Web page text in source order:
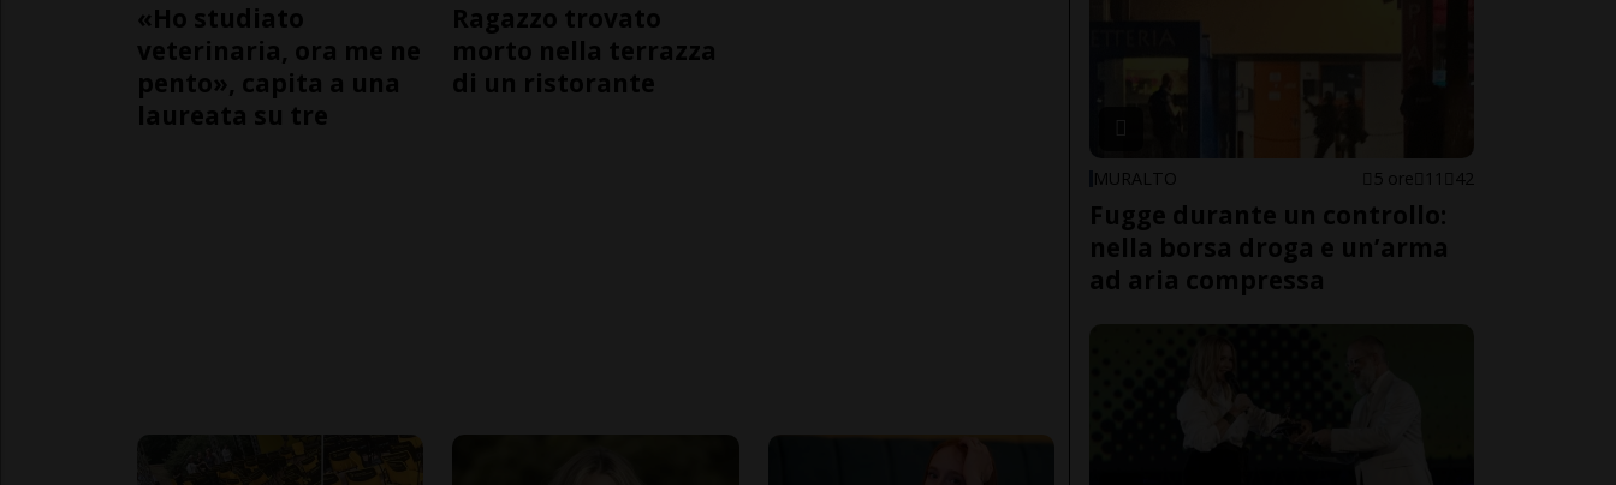
«Ho studiato
veterinaria, ora me ne
pento», capita a una
laureata su tre
Ragazzo trovato
morto nella terrazza
di un ristorante
MURALTO 5 ore 11 42
Fugge durante un controllo:
nella borsa droga e un’arma
ad aria compressa